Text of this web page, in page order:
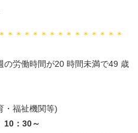
＊＊＊＊＊＊＊＊＊＊＊＊＊＊
労働時間が20 時間未満で49 歳
祉機関等)
10：30～